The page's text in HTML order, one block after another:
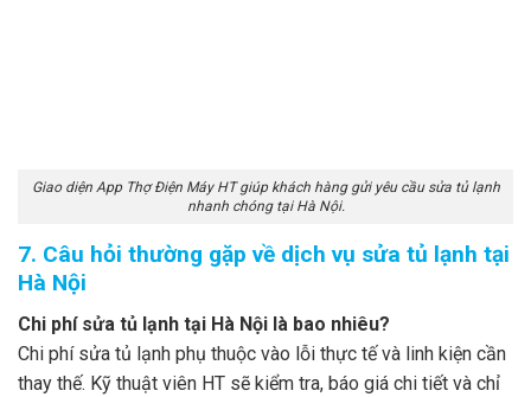
Giao diện App Thợ Điện Máy HT giúp khách hàng gửi yêu cầu sửa tủ lạnh
nhanh chóng tại Hà Nội.
7. Câu hỏi thường gặp về dịch vụ sửa tủ lạnh tại
Hà Nội
Chi phí sửa tủ lạnh tại Hà Nội là bao nhiêu?
Chi phí sửa tủ lạnh phụ thuộc vào lỗi thực tế và linh kiện cần
thay thế. Kỹ thuật viên HT sẽ kiểm tra, báo giá chi tiết và chỉ